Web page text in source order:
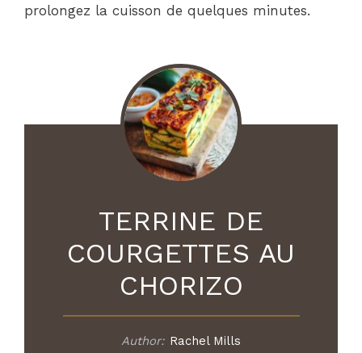
prolongez la cuisson de quelques minutes.
TERRINE DE
COURGETTES AU
CHORIZO
Author: Rachel Mills